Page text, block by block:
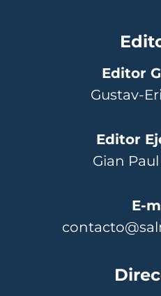
Editor
Gustav-
Editor
Gian
E-